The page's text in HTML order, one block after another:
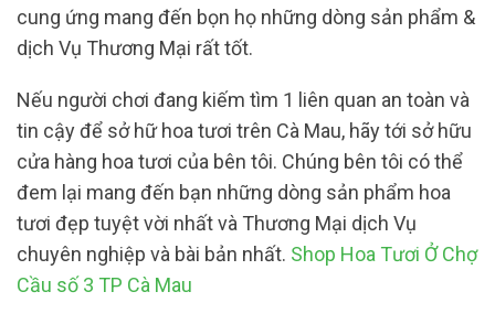
cung ứng mang đến bọn họ những dòng sản phẩm &
dịch Vụ Thương Mại rất tốt.
Nếu người chơi đang kiếm tìm 1 liên quan an toàn và
tin cậy để sở hữ hoa tươi trên Cà Mau, hãy tới sở hữu
cửa hàng hoa tươi của bên tôi. Chúng bên tôi có thể
đem lại mang đến bạn những dòng sản phẩm hoa
tươi đẹp tuyệt vời nhất và Thương Mại dịch Vụ
chuyên nghiệp và bài bản nhất. Shop Hoa Tươi Ở Chợ
Cầu số 3 TP Cà Mau